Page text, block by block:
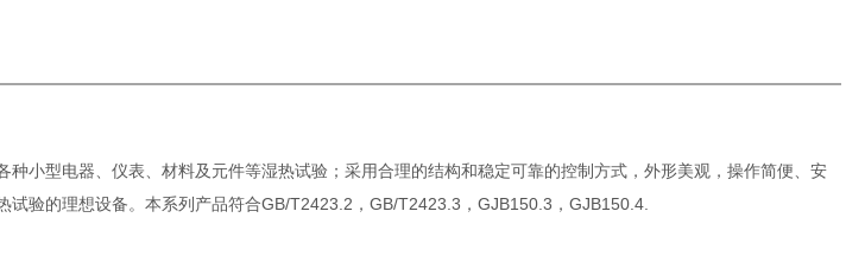
种小型电器、仪表、材料及元件等湿热试验；采用合理的结构和稳定可靠的控制方式，外形美观，操作简便、安
试验的理想设备。本系列产品符合GB/T2423.2，GB/T2423.3，GJB150.3，GJB150.4.